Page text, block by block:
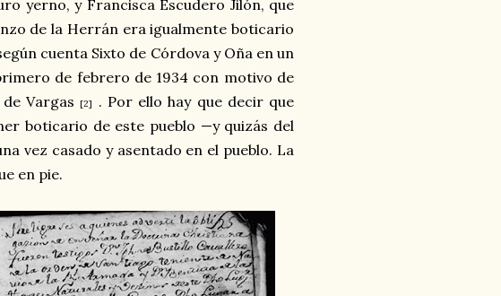
yerno, y Francisca Escudero Jilón, que
de la Herrán era igualmente boticario
cuenta Sixto de Córdova y Oña en un
de febrero de 1934 con motivo de
de Vargas[2]
. Por ello hay que decir que
boticario de este pueblo —y quizás del
vez casado y asentado en el pueblo. La
en pie.